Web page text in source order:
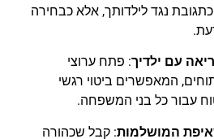
נגד לילדותך, אלא כבחירה
עם ילדיך: פתח ערוצי
המאפשרים ביטוי רגשי
עבור כל בני המשפחה.
המושלמות: קבל שכהורה